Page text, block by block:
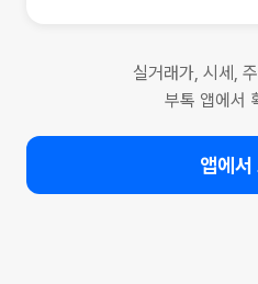
실거래가, 시세,
부톡 앱에서
앱에서